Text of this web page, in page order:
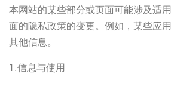
本网站的某些部分或页面可能涉及适
面的隐私政策的变更。例如，某些应
其他信息。
1.信息与使用